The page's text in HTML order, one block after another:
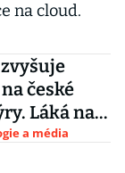
na cloud.
české
Láká na
a média